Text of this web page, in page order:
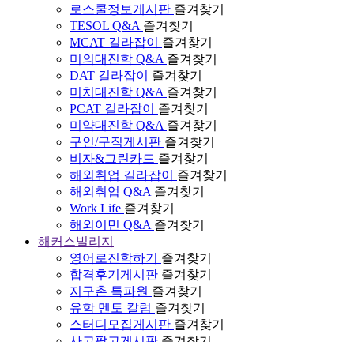
로스쿨정보게시판 즐겨찾기
TESOL Q&A 즐겨찾기
MCAT 길라잡이
즐겨찾기
미의대진학 Q&A 즐겨찾기
DAT 길라잡이
즐겨찾기
미치대진학 Q&A 즐겨찾기
PCAT 길라잡이
즐겨찾기
미약대진학 Q&A 즐겨찾기
구인/구직게시판 즐겨찾기
비자&그린카드 즐겨찾기
해외취업 길라잡이
즐겨찾기
해외취업 Q&A 즐겨찾기
Work Life 즐겨찾기
해외이민 Q&A 즐겨찾기
해커스빌리지
영어로진학하기
즐겨찾기
합격후기게시판 즐겨찾기
지구촌 특파원 즐겨찾기
유학 멘토 칼럼 즐겨찾기
스터디모집게시판 즐겨찾기